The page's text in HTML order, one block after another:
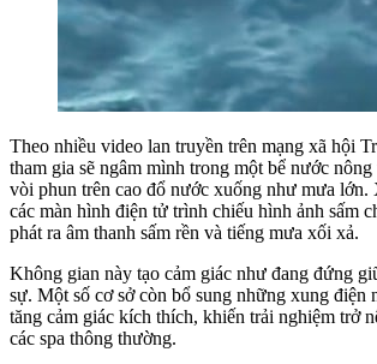
Theo nhiều video lan truyền trên mạng xã hội
tham gia sẽ ngâm mình trong một bể nước
vòi phun trên cao đổ nước xuống như mưa lớn.
các màn hình điện tử trình chiếu hình ảnh sấm
phát ra âm thanh sấm rền và tiếng mưa xối xả.
Không gian này tạo cảm giác như đang đứng
sự. Một số cơ sở còn bổ sung những xung điện
tăng cảm giác kích thích, khiến trải nghiệm trở
các spa thông thường.